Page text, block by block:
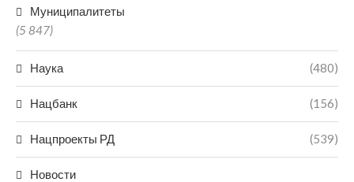
Муниципалитеты
(5 847)
Наука (480)
Нацбанк (156)
Нацпроекты РД (539)
Новости